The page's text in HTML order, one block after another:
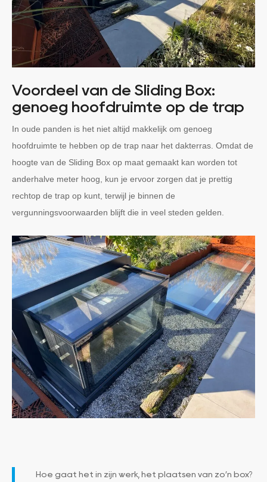
Voordeel van de Sliding Box:
genoeg hoofdruimte op de trap
In oude panden is het niet altijd makkelijk om genoeg
hoofdruimte te hebben op de trap naar het dakterras. Omdat de
hoogte van de Sliding Box op maat gemaakt kan worden tot
anderhalve meter hoog, kun je ervoor zorgen dat je prettig
rechtop de trap op kunt, terwijl je binnen de
vergunningsvoorwaarden blijft die in veel steden gelden.
Hoe gaat het in zijn werk, het plaatsen van zo’n box?